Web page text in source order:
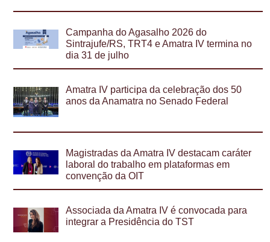
Campanha do Agasalho 2026 do
Sintrajufe/RS, TRT4 e Amatra IV termina no
dia 31 de julho
Amatra IV participa da celebração dos 50
anos da Anamatra no Senado Federal
Magistradas da Amatra IV destacam caráter
laboral do trabalho em plataformas em
convenção da OIT
Associada da Amatra IV é convocada para
integrar a Presidência do TST